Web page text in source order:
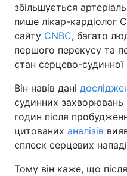
збільшується
пише лікар-
сайту CNBC, багато
першого перекусу та
стан серцево-
Він навів дані
судинних захворювань
годин після
цитованих аналізів
сплеск серцевих
Тому він каже, що після